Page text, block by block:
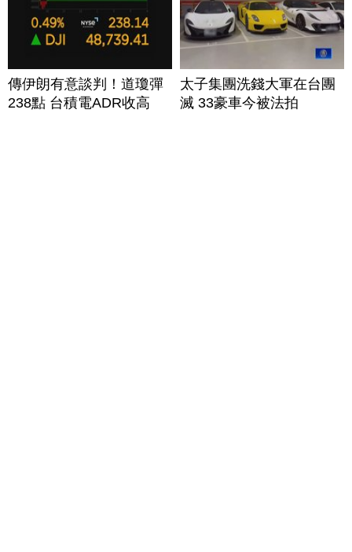
傳伊朗有意談判！道瓊彈
238點 台積電ADR收高
太子集團洗錢大軍在台團
滅 33豪車今被法拍